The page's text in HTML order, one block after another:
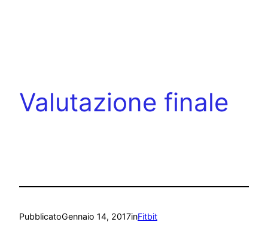
Valutazione finale
PubblicatoGennaio 14, 2017inFitbit